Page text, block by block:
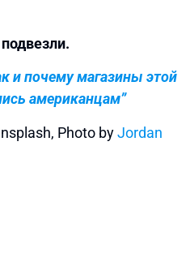
и почему магазины этой
американцам”
Photo byJordan